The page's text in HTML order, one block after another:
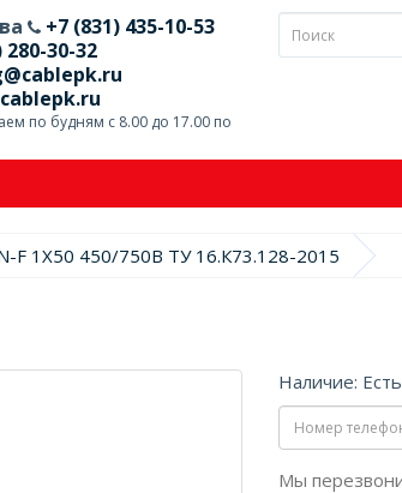
+7 (831) 435-10-53
280-30-32
по будням с 8.00 до 17.00 по
F 1X50 450/750В ТУ 16.К73.128-2015
Наличие:
Мы